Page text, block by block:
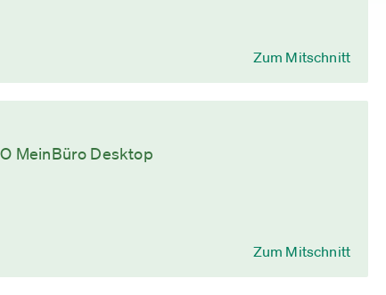
Zum Mitschnitt
MeinBüro Desktop
Zum Mitschnitt